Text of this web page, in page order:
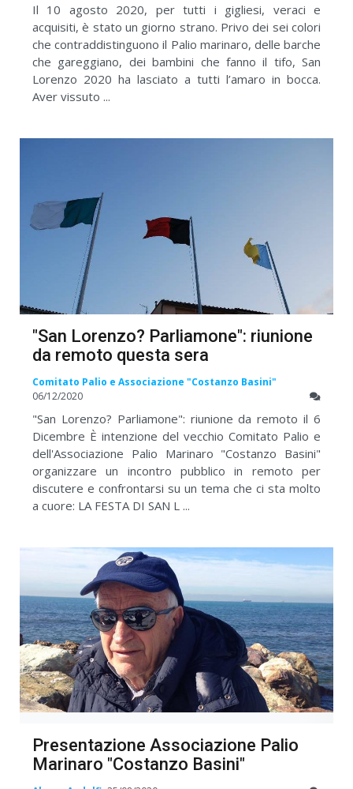
Il 10 agosto 2020, per tutti i gigliesi, veraci e
acquisiti, è stato un giorno strano. Privo dei sei colori
che contraddistinguono il Palio marinaro, delle barche
che gareggiano, dei bambini che fanno il tifo, San
Lorenzo 2020 ha lasciato a tutti l’amaro in bocca.
Aver vissuto ...
"San Lorenzo? Parliamone": riunione
da remoto questa sera
Comitato Palio e Associazione "Costanzo Basini"
06/12/2020
"San Lorenzo? Parliamone": riunione da remoto il 6
Dicembre È intenzione del vecchio Comitato Palio e
dell'Associazione Palio Marinaro "Costanzo Basini"
organizzare un incontro pubblico in remoto per
discutere e confrontarsi su un tema che ci sta molto
a cuore: LA FESTA DI SAN L ...
Presentazione Associazione Palio
Marinaro "Costanzo Basini"